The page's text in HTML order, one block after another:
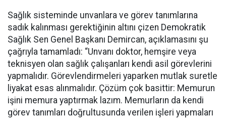
Sağlık sisteminde unvanlara ve görev tanımlarına
sadık kalınması gerektiğinin altını çizen Demokratik
Sağlık Sen Genel Başkanı Demircan, açıklamasını şu
çağrıyla tamamladı: “Unvanı doktor, hemşire veya
teknisyen olan sağlık çalışanları kendi asil görevlerini
yapmalıdır. Görevlendirmeleri yaparken mutlak suretle
liyakat esas alınmalıdır. Çözüm çok basittir: Memurun
işini memura yaptırmak lazım. Memurların da kendi
görev tanımları doğrultusunda verilen işleri yapmaları